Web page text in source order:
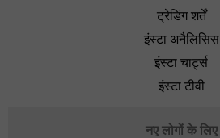
ट्रेडिंग शर्तें
इंस्टा अनैलिसिस
इंस्टा चार्ट्स
इंस्टा टीवी
नए लोगों के लिए